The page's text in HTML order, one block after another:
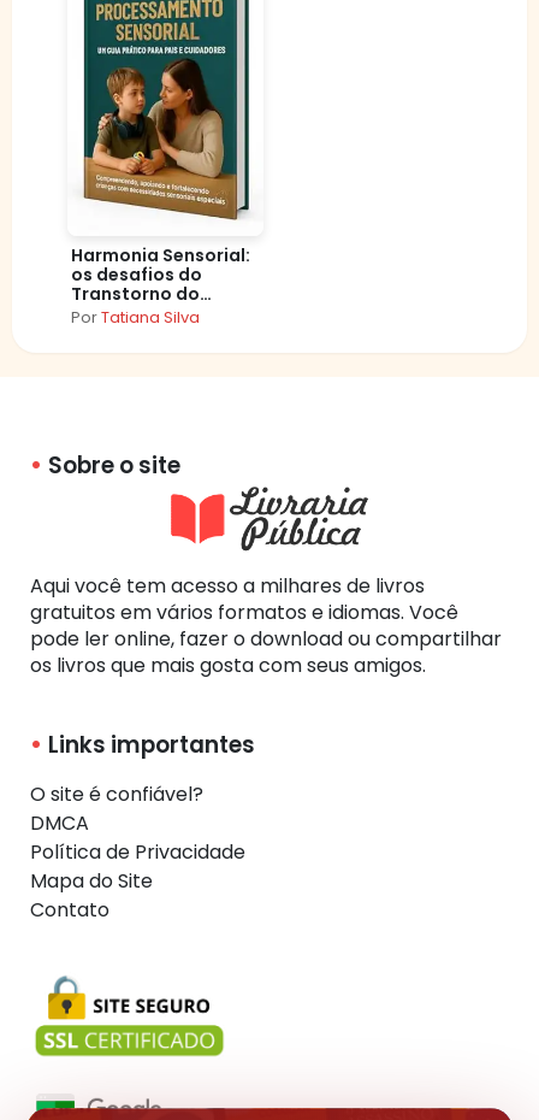
Harmonia Sensorial:
os desafios do
Transtorno do
Processamento
(Desenvolvimento
PorTatiana Silva
Sobre o site
Aqui você tem acesso a milhares de livros
gratuitos em vários formatos e idiomas. Você
pode ler online, fazer o download ou compartilhar
os livros que mais gosta com seus amigos.
Links importantes
O site é confiável?
DMCA
Política de Privacidade
Mapa do Site
Contato